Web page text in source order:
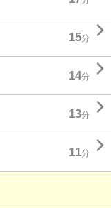
15分 
14分 
13分 
11分 